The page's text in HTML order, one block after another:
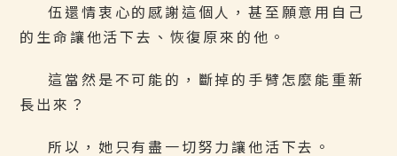
伍還情衷心的感謝這個人，甚至願意用自己
的生命讓他活下去、恢復原來的他。
這當然是不可能的，斷掉的手臂怎麼能重新
長出來？
所以，她只有盡一切努力讓他活下去。